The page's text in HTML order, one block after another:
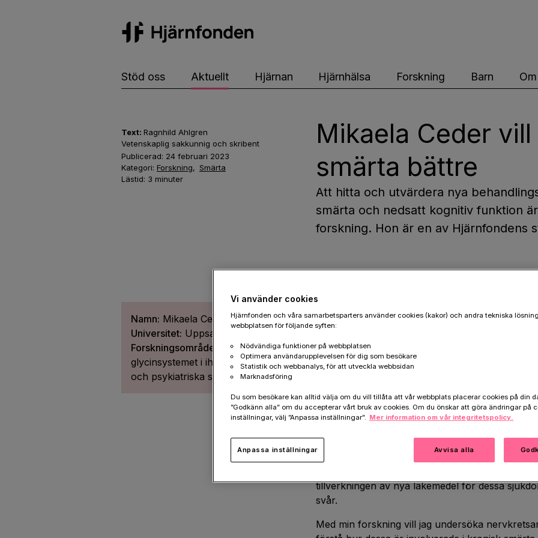
Stöd oss Aktuellt Hjärnan Hjärnhälsa Forskning Barn
Text: Ragnhild Ahlgren
Vetenskaplig sakkunnig och skribent
Publicerad: 24 februari 2023
Kategori: Forskning, Smärta
Lästid: 3 minuter
Mikaela Ceder
smärta bättre
Att hitta och utvärdera nya
smärta och nedsatt kognitiv funktion
forskning. Hon är en av Hjärnfondens
Mikaela Ceder är en av Hjärnfondens stipendiater och
Namn: Mikaela Ceder
Universitet: Uppsala universitet
Forskningsområde:
Modulering av
glycinsystemet i ihållande smärta
och psykiatriska sjukdomar
Berätta om ditt forskningsområde –
För dig och mig är smärta, nedstämdhet och
något som är övergående, vi drabbas av det
symptomen. Under denna relativt korta tid är
livskvalitet minskar. Föreställ dig nu istället en
som lider dag in och dag ut året om i hela eller
Långvarigsmärta,depressionoch andra
drabbar den enskilde individen
lidande för både den sjuke individen, dess
dagens behandlingsmetoder för dessa
av läkemedlen som finns orsakar allvarliga
tillverkningen av nya läkemedel för dessa
svår.
Med min forskning vill jag undersöka
Vi använder cookies
Hjärnfonden och våra samarbetsparters använder cookies (kakor) och andra tekniska
webbplatsen för följande syften:
Nödvändiga funktioner på webbplatsen
Optimera användarupplevelsen för dig som besökare
Statistik och webbanalys, för att utveckla webbsidan
Marknadsföring
Du som besökare kan alltid välja om du vill tillåta att vår webbplats placerar cookies på din
”Godkänn alla” om du accepterar vårt bruk av cookies. Om du önskar att göra ändringar på
inställningar, välj ”Anpassa inställningar”. Mer information om vår integritetspolicy.
Avvisa alla
Anpassa inställningar